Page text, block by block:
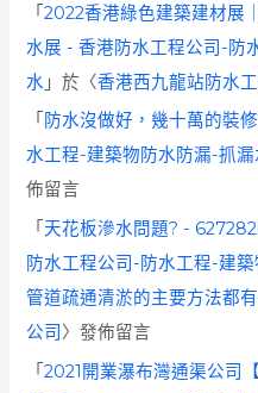
「2022香港綠色建築建材展
水展 - 香港防水工程公司-防
水 」於〈香港西九龍站防水
「 防水沒做好，幾十萬的裝
水工程-建築物防水防漏-抓漏
佈留言
「 天花板滲水問題? -
防水工程公司-防水工程-建
管道疏通清淤的主要方法都
公司 〉發佈留言
「2021開業瀑布灣通渠公司